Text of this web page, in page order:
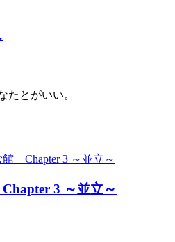
とがいい。
3 ～並立～